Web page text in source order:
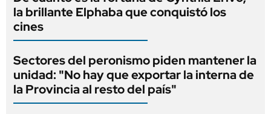
la brillante Elphaba que conquistó los
cines
Sectores del peronismo piden mantener la
unidad: "No hay que exportar la interna de
la Provincia al resto del país"